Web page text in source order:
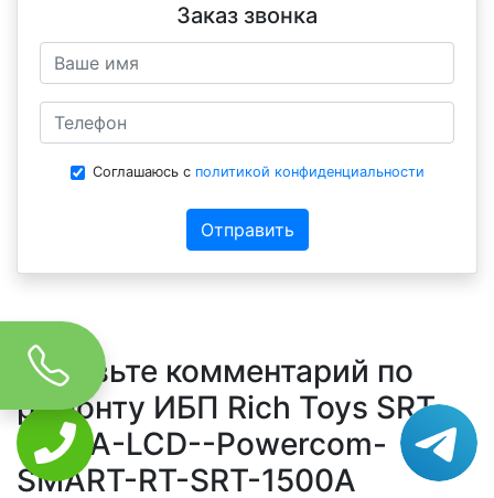
Заказ звонка
Соглашаюсь с политикой конфиденциальности
Отправить
Оставьте комментарий по
ремонту ИБП Rich Toys SRT-
1500A-LCD--Powercom-
SMART-RT-SRT-1500A